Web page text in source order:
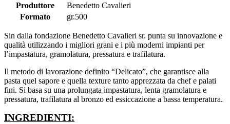
Produttore
Benedetto Cavalieri
Formato
gr.500
Sin dalla fondazione Benedetto Cavalieri sr. punta su innovazione e
qualità utilizzando i migliori grani e i più moderni impianti per
l’impastatura, gramolatura, pressatura e trafilatura.
Il metodo di lavorazione definito “Delicato”, che garantisce alla
pasta quel sapore e quella texture tanto apprezzata da chef e palati
fini. Si basa su una prolungata impastatura, lenta gramolatura e
pressatura, trafilatura al bronzo ed essiccazione a bassa temperatura.
INGREDIENTI: